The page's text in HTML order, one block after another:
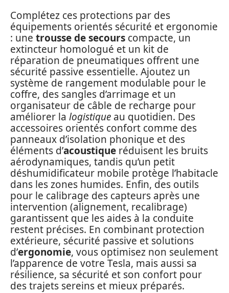
Complétez ces protections par des
équipements orientés sécurité et ergonomie
: une trousse de secours compacte, un
extincteur homologué et un kit de
réparation de pneumatiques offrent une
sécurité passive essentielle. Ajoutez un
système de rangement modulable pour le
coffre, des sangles d’arrimage et un
organisateur de câble de recharge pour
améliorer la logistique au quotidien. Des
accessoires orientés confort comme des
panneaux d’isolation phonique et des
éléments d’acoustique réduisent les bruits
aérodynamiques, tandis qu’un petit
déshumidificateur mobile protège l’habitacle
dans les zones humides. Enfin, des outils
pour le calibrage des capteurs après une
intervention (alignement, recalibrage)
garantissent que les aides à la conduite
restent précises. En combinant protection
extérieure, sécurité passive et solutions
d’ergonomie, vous optimisez non seulement
l’apparence de votre Tesla, mais aussi sa
résilience, sa sécurité et son confort pour
des trajets sereins et mieux préparés.